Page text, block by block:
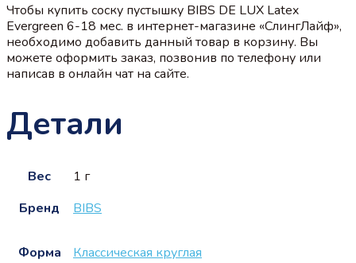
Чтобы купить соску пустышку BIBS DE LUX Latex
Evergreen 6-18 мес. в интернет-магазине «СлингЛайф»,
необходимо добавить данный товар в корзину. Вы
можете оформить заказ, позвонив по телефону или
написав в онлайн чат на сайте.
Детали
Вес
1 г
Бренд
BIBS
Форма Классическая круглая